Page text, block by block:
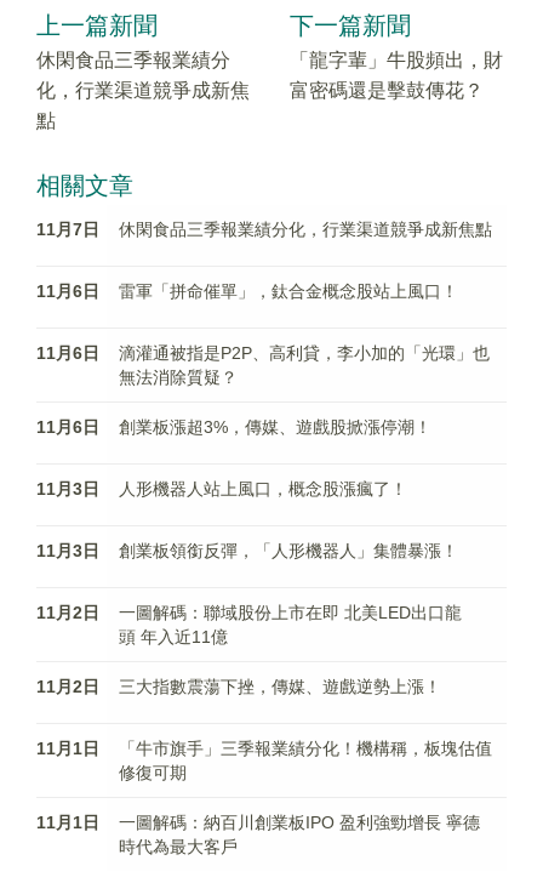
上一篇新聞
休閑食品三季報業績分
化，行業渠道競爭成新焦
點
下一篇新聞
「龍字輩」牛股頻出，財
富密碼還是擊鼓傳花？
相關文章
11月7日 休閑食品三季報業績分化，行業渠道競爭成新焦點
11月6日 雷軍「拼命催單」，鈦合金概念股站上風口！
11月6日
滴灌通被指是P2P、高利貸，李小加的「光環」也
無法消除質疑？
11月6日 創業板漲超3%，傳媒、遊戲股掀漲停潮！
11月3日 人形機器人站上風口，概念股漲瘋了！
11月3日 創業板領銜反彈，「人形機器人」集體暴漲！
11月2日
一圖解碼：聯域股份上市在即 北美LED出口龍
頭 年入近11億
11月2日 三大指數震蕩下挫，傳媒、遊戲逆勢上漲！
11月1日
「牛市旗手」三季報業績分化！機構稱，板塊估值
修復可期
11月1日
一圖解碼：納百川創業板IPO 盈利強勁增長 寧德
時代為最大客戶